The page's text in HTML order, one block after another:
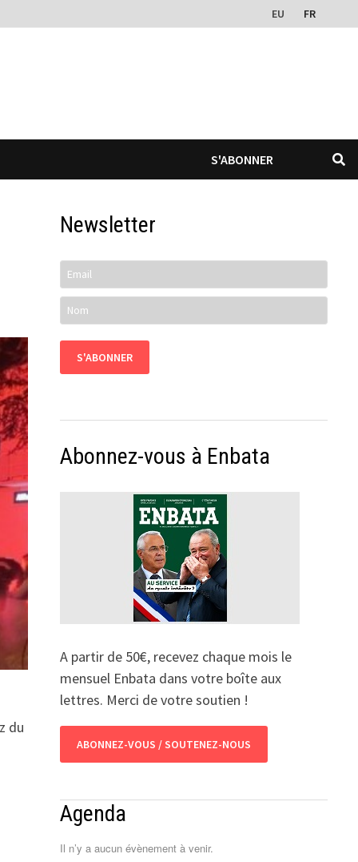
EU FR
S'ABONNER
du
Newsletter
Abonnez-vous à Enbata
A partir de 50€, recevez chaque mois le
mensuel Enbata dans votre boîte aux
lettres. Merci de votre soutien !
ABONNEZ-VOUS / SOUTENEZ-NOUS
Agenda
Il n’y a aucun évènement à venir.